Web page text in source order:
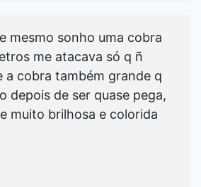
mesmo sonho uma cobra
me atacava só q ñ
a cobra também grande q
depois de ser quase pega,
muito brilhosa e colorida